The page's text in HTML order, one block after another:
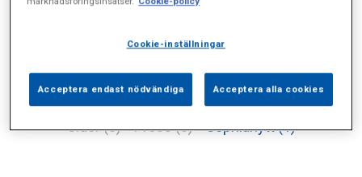
Alla (2) Vårdgivare (0) Specialister (0)
Sidor (0) Press (0) Sophianytt (1)
Cookie-inställningar
Acceptera endast nödvändiga Acceptera alla cookies